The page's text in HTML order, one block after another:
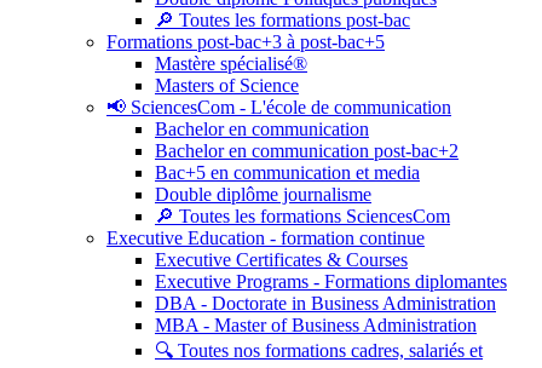
🔎 Toutes les formations post-bac
Formations post-bac+3 à post-bac+5
Mastère spécialisé®
Masters of Science
📢 SciencesCom - L'école de communication
Bachelor en communication
Bachelor en communication post-bac+2
Bac+5 en communication et media
Double diplôme journalisme
🔎 Toutes les formations SciencesCom
Executive Education - formation continue
Executive Certificates & Courses
Executive Programs - Formations diplomantes
DBA - Doctorate in Business Administration
MBA - Master of Business Administration
🔍 Toutes nos formations cadres, salariés et